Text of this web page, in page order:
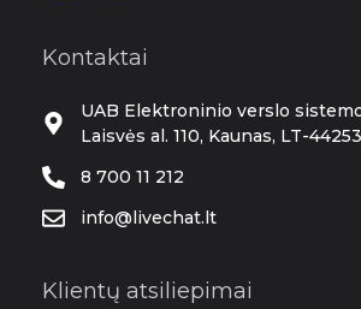
Kontaktai
UAB Elektroninio verslo
Laisvės al. 110, Kaunas, LT-44253
8 700 11 212
info@livechat.lt
Klientų atsiliepimai